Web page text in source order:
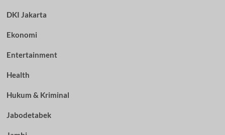
DKI Jakarta
Ekonomi
Entertainment
Health
Hukum & Kriminal
Jabodetabek